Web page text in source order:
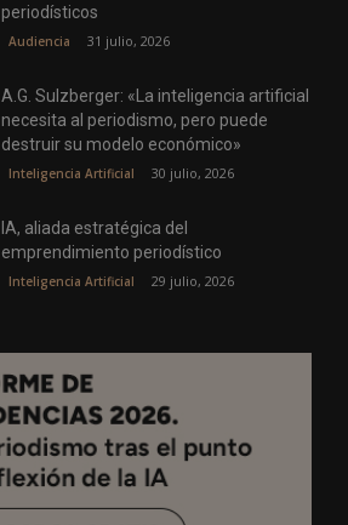
periodísticos
Audiencia 31 julio, 2026
A.G. Sulzberger: «La inteligencia artificial
necesita al periodismo, pero puede
destruir su modelo económico»
Inteligencia Artificial 30 julio, 2026
IA, aliada estratégica del
emprendimiento periodístico
Inteligencia Artificial 29 julio, 2026